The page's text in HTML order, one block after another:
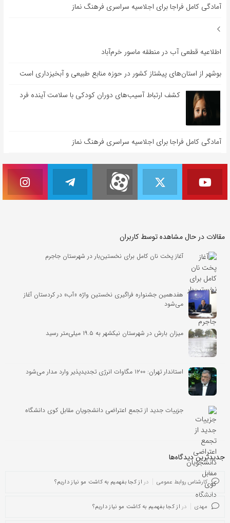
آمادگی کامل فراجا برای اجلاسیه سراسری فرهنگ نماز
اطلاعیه قطعی آب در منطقه ماسور خرم‌آباد
بوشهر از استان‌های پیشتاز کشور در حوزه منابع طبیعی و آبخیزداری است
کشف ارتباط آسیب‌های دوران کودکی با سلامت آینده فرد
آمادگی کامل فراجا برای اجلاسیه سراسری فرهنگ نماز
مقالات در حال مشاهده توسط کاربران
آغاز پخت نان کامل برای نخستین‌بار در شهرستان جاجرم
هفدهمین جشنواره فراگیری نخستین واژه «آب» در کردستان آغاز
می‌شود
میزان بارش در شهرستان نیکشهر به ۱۹.۵ میلی‌متر رسید
استاندار تهران: ۱۲۰۰ مگاوات انرژی تجدیدپذیر وارد مدار می‌شود
جزییات جدید از تجمع اعتراضی دانشجویان مقابل کوی دانشگاه
جدیدترین دیدگاه‌‌ها
کارشناس روابط عمومی در از کجا بفهمیم به کاشت مو نیاز داریم؟
مهدی در از کجا بفهمیم به کاشت مو نیاز داریم؟